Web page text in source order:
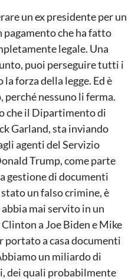
un ex presidente per un
che ha fatto
legale. Una
puoi perseguire tutti i
forza della legge. Ed è
perché nessuno li ferma.
che il Dipartimento di
Garland, sta inviando
agenti del Servizio
Trump, come parte
gestione di documenti
stato un falso crimine, è
mai servito in un
a Joe Biden e Mike
portato a casa documenti
un miliardo di
dei quali probabilmente